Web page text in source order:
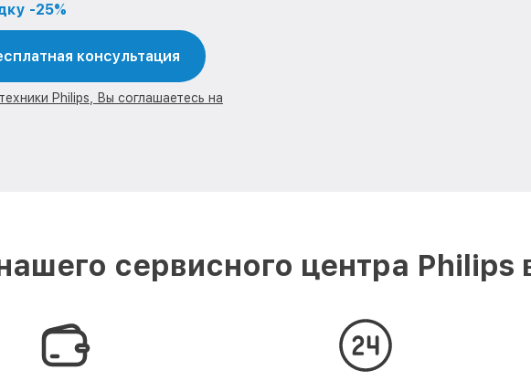
-25%
консультация
Philips, Вы соглашаетесь на
сервисного центра Philips